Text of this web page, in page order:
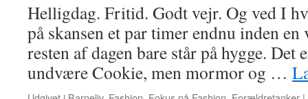
Helligdag. Fritid. Godt vejr. Og ved I
på skansen et par timer endnu inden
resten af dagen bare står på hygge. Det
undvære Cookie, men mormor og …